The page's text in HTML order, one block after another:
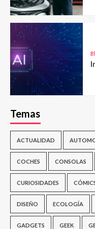
Temas
ACTUALIDAD
COCHES CONSOLAS
CURIOSIDADES
DISEÑO ECOLOGÍA
GADGETS GEEK